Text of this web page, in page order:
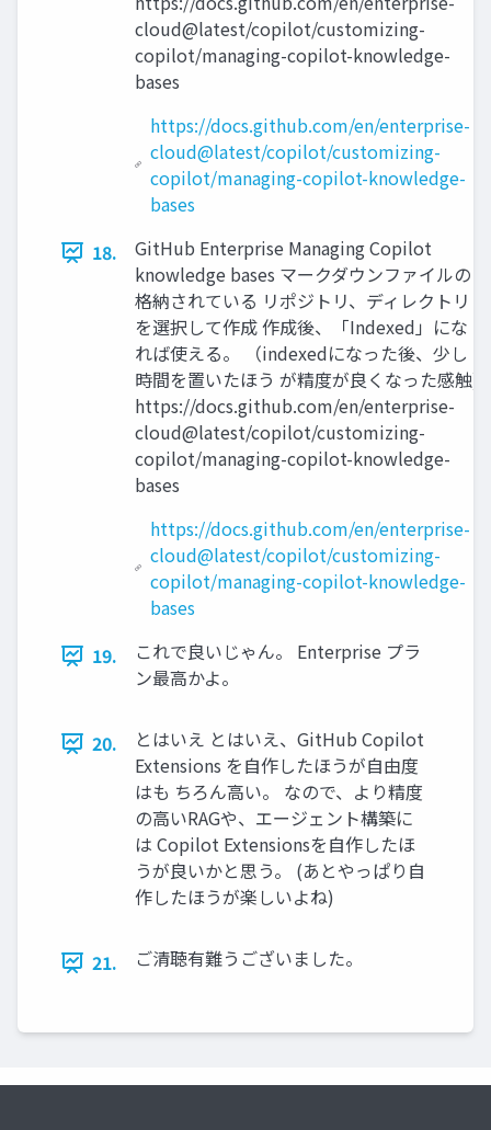
cloud@latest/copilot/customizing-
copilot/managing-copilot-knowledge-
bases
https://docs.github.com/en/enterprise-
cloud@latest/copilot/customizing-
copilot/managing-copilot-knowledge-
bases
18.
GitHub Enterprise Managing Copilot
knowledge bases マークダウンファイルの
格納されている リポジトリ、ディレクトリ
を選択して作成 作成後、「Indexed」にな
れば使える。 （indexedになった後、少し
時間を置いたほう が精度が良くなった感触)
https://docs.github.com/en/enterprise-
cloud@latest/copilot/customizing-
copilot/managing-copilot-knowledge-
bases
https://docs.github.com/en/enterprise-
cloud@latest/copilot/customizing-
copilot/managing-copilot-knowledge-
bases
19.
これで良いじゃん。 Enterprise プラ
ン最高かよ。
20.
とはいえ とはいえ、GitHub Copilot
Extensions を自作したほうが自由度
はも ちろん高い。 なので、より精度
の高いRAGや、エージェント構築に
は Copilot Extensionsを自作したほ
うが良いかと思う。 (あとやっぱり自
作したほうが楽しいよね)
21. ご清聴有難うございました。